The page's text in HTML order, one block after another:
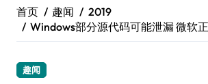
首页 趣闻
2019
Windows部分源代码可能泄漏 微软
趣闻